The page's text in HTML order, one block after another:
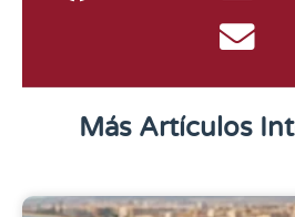
Más Artículos